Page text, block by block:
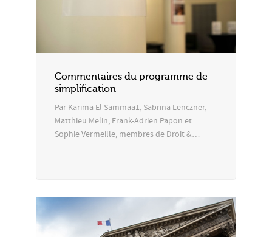
Commentaires du programme de
simplification
Par Karima El Sammaa1, Sabrina Lenczner,
Matthieu Melin, Frank-Adrien Papon et
Sophie Vermeille, membres de Droit &…